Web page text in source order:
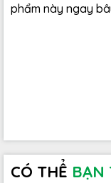
phẩm này ngay
CÓ THỂ BẠN